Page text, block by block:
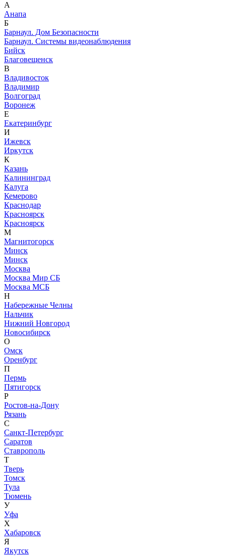
А
Анапа
Б
Барнаул. Дом Безопасности
Барнаул. Системы видеонаблюдения
Бийск
Благовещенск
В
Владивосток
Владимир
Волгоград
Воронеж
Е
Екатеринбург
И
Ижевск
Иркутск
К
Казань
Калининград
Калуга
Кемерово
Краснодар
Красноярск
Красноярск
М
Магнитогорск
Минск
Минск
Москва
Москва Мир СБ
Москва МСБ
Н
Набережные Челны
Нальчик
Нижний Новгород
Новосибирск
О
Омск
Оренбург
П
Пермь
Пятигорск
Р
Ростов-на-Дону
Рязань
С
Санкт-Петербург
Саратов
Ставрополь
Т
Тверь
Томск
Тула
Тюмень
У
Уфа
Х
Хабаровск
Я
Якутск